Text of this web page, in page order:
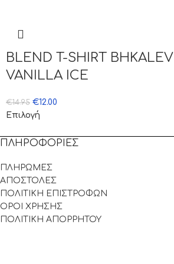
BLEND T-SHIRT BHKALEV
VANILLA ICE
€14.95 €12.00
Επιλογή
ΠΛΗΡΟΦΟΡΙΕΣ
ΠΛΗΡΩΜΕΣ
ΑΠΟΣΤΟΛΕΣ
ΠΟΛΙΤΙΚΗ ΕΠΙΣΤΡΟΦΩΝ
ΟΡΟΙ ΧΡΗΣΗΣ
ΠΟΛΙΤΙΚΗ ΑΠΟΡΡΗΤΟΥ